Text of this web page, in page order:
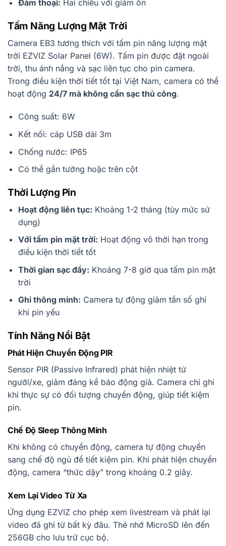
Đàm thoại: Hai chiều với giảm ồn
Tấm Năng Lượng Mặt Trời
Camera EB3 tương thích với tấm pin năng lượng mặt
trời EZVIZ Solar Panel (6W). Tấm pin được đặt ngoài
trời, thu ánh nắng và sạc liên tục cho pin camera.
Trong điều kiện thời tiết tốt tại Việt Nam, camera có thể
hoạt động 24/7 mà không cần sạc thủ công.
Công suất: 6W
Kết nối: cáp USB dài 3m
Chống nước: IP65
Có thể gắn tường hoặc trên cột
Thời Lượng Pin
Hoạt động liên tục: Khoảng 1-2 tháng (tùy mức sử
dụng)
Với tấm pin mặt trời: Hoạt động vô thời hạn trong
điều kiện thời tiết tốt
Thời gian sạc đầy: Khoảng 7-8 giờ qua tấm pin mặt
trời
Ghi thông minh: Camera tự động giảm tần số ghi
khi pin yếu
Tính Năng Nổi Bật
Phát Hiện Chuyển Động PIR
Sensor PIR (Passive Infrared) phát hiện nhiệt từ
người/xe, giảm đáng kể báo động giả. Camera chỉ ghi
khi thực sự có đối tượng chuyển động, giúp tiết kiệm
pin.
Chế Độ Sleep Thông Minh
Khi không có chuyển động, camera tự động chuyển
sang chế độ ngủ để tiết kiệm pin. Khi phát hiện chuyển
động, camera “thức dậy” trong khoảng 0.2 giây.
Xem Lại Video Từ Xa
Ứng dụng EZVIZ cho phép xem livestream và phát lại
video đã ghi từ bất kỳ đâu. Thẻ nhớ MicroSD lên đến
256GB cho lưu trữ cục bộ.